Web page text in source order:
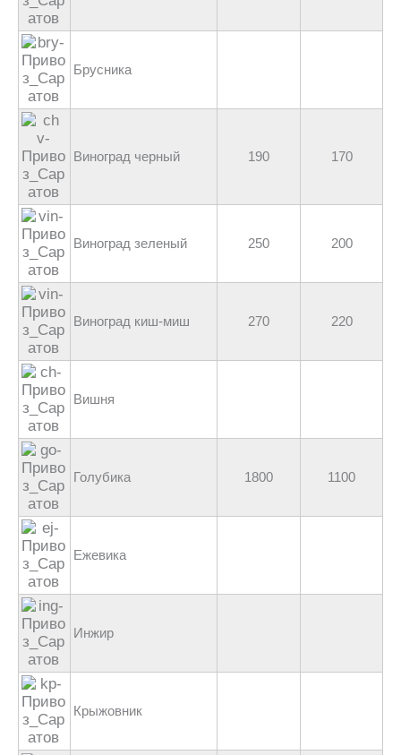
Брусника
Виноград черный 190 170
Виноград зеленый 250 200
Виноград киш-миш 270 220
Вишня
Голубика 1800 1100
Ежевика
Инжир
Крыжовник